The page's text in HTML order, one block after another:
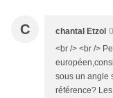
C chantal Etzol
<br /> <br />
sous un angle
référence?